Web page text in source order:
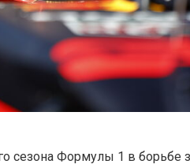
сезона Формулы 1 в борьбе